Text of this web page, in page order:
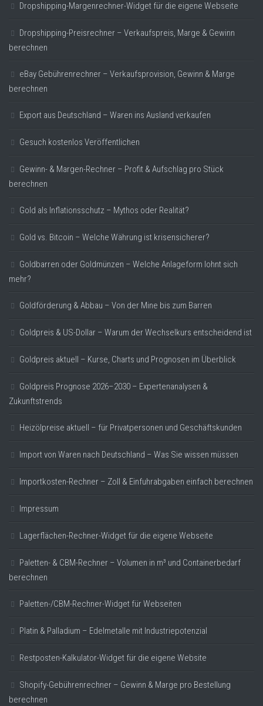
Dropshipping-Margenrechner-Widget für die eigene Webseite
Dropshipping-Preisrechner – Verkaufspreis, Marge & Gewinn
berechnen
eBay Gebührenrechner – Verkaufsprovision, Gewinn & Marge
berechnen
Export aus Deutschland – Waren ins Ausland verkaufen
Gesuch kostenlos Veröffentlichen
Gewinn- & Margen-Rechner – Profit & Aufschlag pro Stück
berechnen
Gold als Inflationsschutz – Mythos oder Realität?
Gold vs. Bitcoin – Welche Währung ist krisensicherer?
Goldbarren oder Goldmünzen – Welche Anlageform lohnt sich
mehr?
Goldförderung & Abbau – Von der Mine bis zum Barren
Goldpreis & US-Dollar – Warum der Wechselkurs entscheidend ist
Goldpreis aktuell – Kurse, Charts und Prognosen im Überblick
Goldpreis Prognose 2026–2030 – Expertenanalysen &
Zukunftstrends
Heizölpreise aktuell – für Privatpersonen und Geschäftskunden
Import von Waren nach Deutschland – Was Sie wissen müssen
Importkosten-Rechner – Zoll & Einfuhrabgaben einfach berechnen
Impressum
Lagerflächen-Rechner-Widget für die eigene Webseite
Paletten- & CBM-Rechner – Volumen in m³ und Containerbedarf
berechnen
Paletten-/CBM-Rechner-Widget für Webseiten
Platin & Palladium – Edelmetalle mit Industriepotenzial
Restposten-Kalkulator-Widget für die eigene Website
Shopify-Gebührenrechner – Gewinn & Marge pro Bestellung
berechnen